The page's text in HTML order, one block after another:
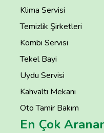
Klima Servisi
Temizlik Şirketleri
Kombi Servisi
Tekel Bayi
Uydu Servisi
Kahvaltı Mekanı
Oto Tamir Bakım
En Çok